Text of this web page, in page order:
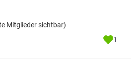
Mitglieder sichtbar)
1